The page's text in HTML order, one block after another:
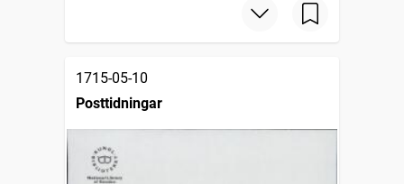
1715-05-10
Posttidningar